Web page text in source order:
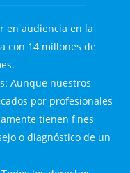
en audiencia en la
con 14 millones de
Aunque nuestros
por profesionales
tienen fines
o diagnóstico de un